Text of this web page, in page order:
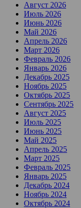
Август 2026
Июль 2026
Июнь 2026
Май 2026
Апрель 2026
Март 2026
Февраль 2026
Январь 2026
Декабрь 2025
Ноябрь 2025
Октябрь 2025
Сентябрь 2025
Август 2025
Июль 2025
Июнь 2025
Май 2025
Апрель 2025
Март 2025
Февраль 2025
Январь 2025
Декабрь 2024
Ноябрь 2024
Октябрь 2024